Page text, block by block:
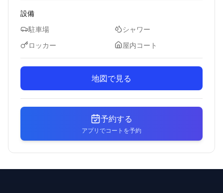
設備
駐車場
シャワー
ロッカー
屋内コート
地図で見る
予約する
アプリでコートを予約